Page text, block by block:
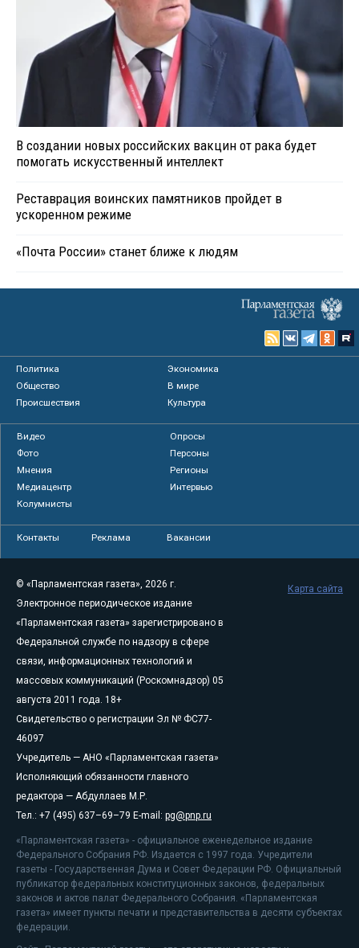
В создании новых российских вакцин от рака будет
помогать искусственный интеллект
Реставрация воинских памятников пройдет в
ускоренном режиме
«Почта России» станет ближе к людям
Политика
Экономика
Общество
В мире
Происшествия
Культура
Видео
Опросы
Фото
Персоны
Мнения
Регионы
Медиацентр
Интервью
Колумнисты
Контакты Реклама Вакансии
© «Парламентская газета», 2026 г.
Электронное периодическое издание
«Парламентская газета» зарегистрировано в
Федеральной службе по надзору в сфере
связи, информационных технологий и
массовых коммуникаций (Роскомнадзор) 05
августа 2011 года. 18+
Свидетельство о регистрации Эл № ФС77-
46097
Учредитель — АНО «Парламентская газета»
Исполняющий обязанности главного
редактора — Абдуллаев М.Р.
Тел.: +7 (495) 637–69–79 E-mail: pg@pnp.ru
«Парламентская газета» - официальное еженедельное издание
Федерального Собрания РФ. Издается с 1997 года. Учредители
газеты - Государственная Дума и Совет Федерации РФ. Официальный
публикатор федеральных конституционных законов, федеральных
законов и актов палат Федерального Собрания. «Парламентская
газета» имеет пункты печати и представительства в десяти субъектах
федерации.
Карта сайта